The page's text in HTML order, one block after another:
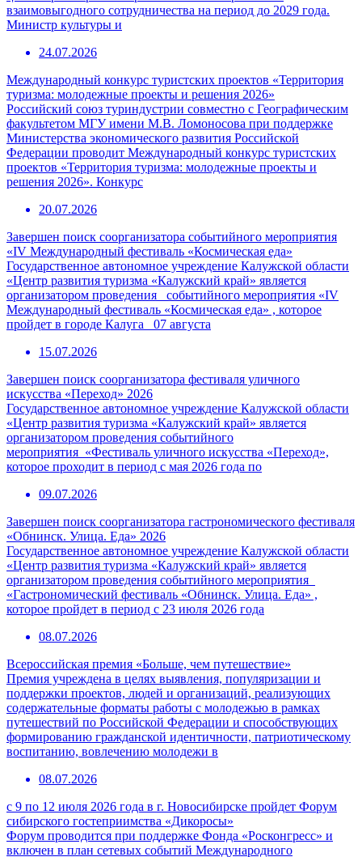
взаимовыгодного сотрудничества на период до 2029 года.
Министр культуры и
24.07.2026
Международный конкурс туристских проектов «Территория
туризма: молодежные проекты и решения 2026»
Российский союз туриндустрии совместно с Географическим
факультетом МГУ имени М.В. Ломоносова при поддержке
Министерства экономического развития Российской
Федерации проводит Международный конкурс туристских
проектов «Территория туризма: молодежные проекты и
решения 2026». Конкурс
20.07.2026
Завершен поиск соорганизатора событийного мероприятия
«IV Международный фестиваль «Космическая еда»
Государственное автономное учреждение Калужской области
«Центр развития туризма «Калужский край» является
организатором проведения событийного мероприятия «IV
Международный фестиваль «Космическая еда» , которое
пройдет в городе Калуга 07 августа
15.07.2026
Завершен поиск соорганизатора фестиваля уличного
искусства «Переход» 2026
Государственное автономное учреждение Калужской области
«Центр развития туризма «Калужский край» является
организатором проведения событийного
мероприятия «Фестиваль уличного искусства «Переход»,
которое проходит в период с мая 2026 года по
09.07.2026
Завершен поиск соорганизатора гастрономического фестиваля
«Обнинск. Улица. Еда» 2026
Государственное автономное учреждение Калужской области
«Центр развития туризма «Калужский край» является
организатором проведения событийного мероприятия
«Гастрономический фестиваль «Обнинск. Улица. Еда» ,
которое пройдет в период с 23 июля 2026 года
08.07.2026
Всероссийская премия «Больше, чем путешествие»
Премия учреждена в целях выявления, популяризации и
поддержки проектов, людей и организаций, реализующих
содержательные форматы работы с молодежью в рамках
путешествий по Российской Федерации и способствующих
формированию гражданской идентичности, патриотическому
воспитанию, вовлечению молодежи в
08.07.2026
с 9 по 12 июля 2026 года в г. Новосибирске пройдет Форум
сибирского гостеприимства «Дикоросы»
Форум проводится при поддержке Фонда «Росконгресс» и
включен в план сетевых событий Международного